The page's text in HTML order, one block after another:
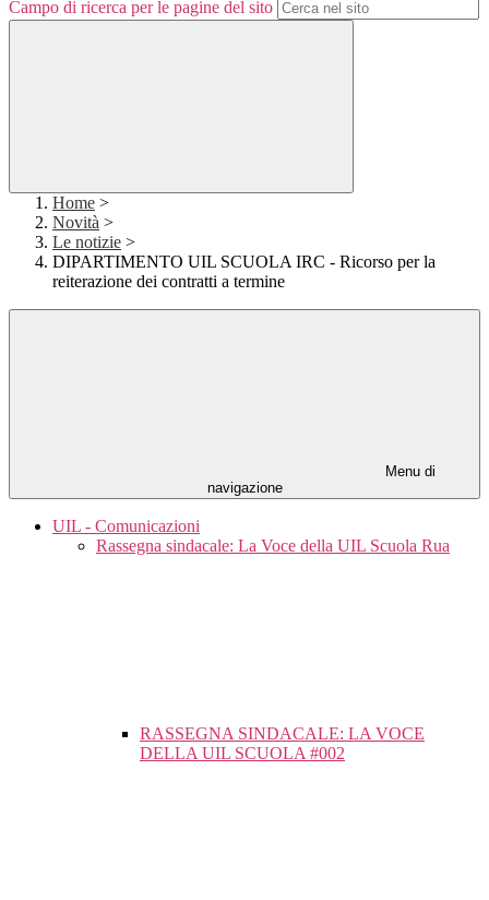
Campo di ricerca per le pagine del sito
Home >
Novità >
Le notizie >
DIPARTIMENTO UIL SCUOLA IRC - Ricorso per la
reiterazione dei contratti a termine
Menu di
navigazione
UIL - Comunicazioni
Rassegna sindacale: La Voce della UIL Scuola Rua
RASSEGNA SINDACALE: LA VOCE
DELLA UIL SCUOLA #002